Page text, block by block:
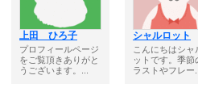
上田 ひろ子
プロフィールページ
をご覧頂きありがと
うございます。...
シャルロット
こんにちはシャ
ットです。季節
ラストやフレー